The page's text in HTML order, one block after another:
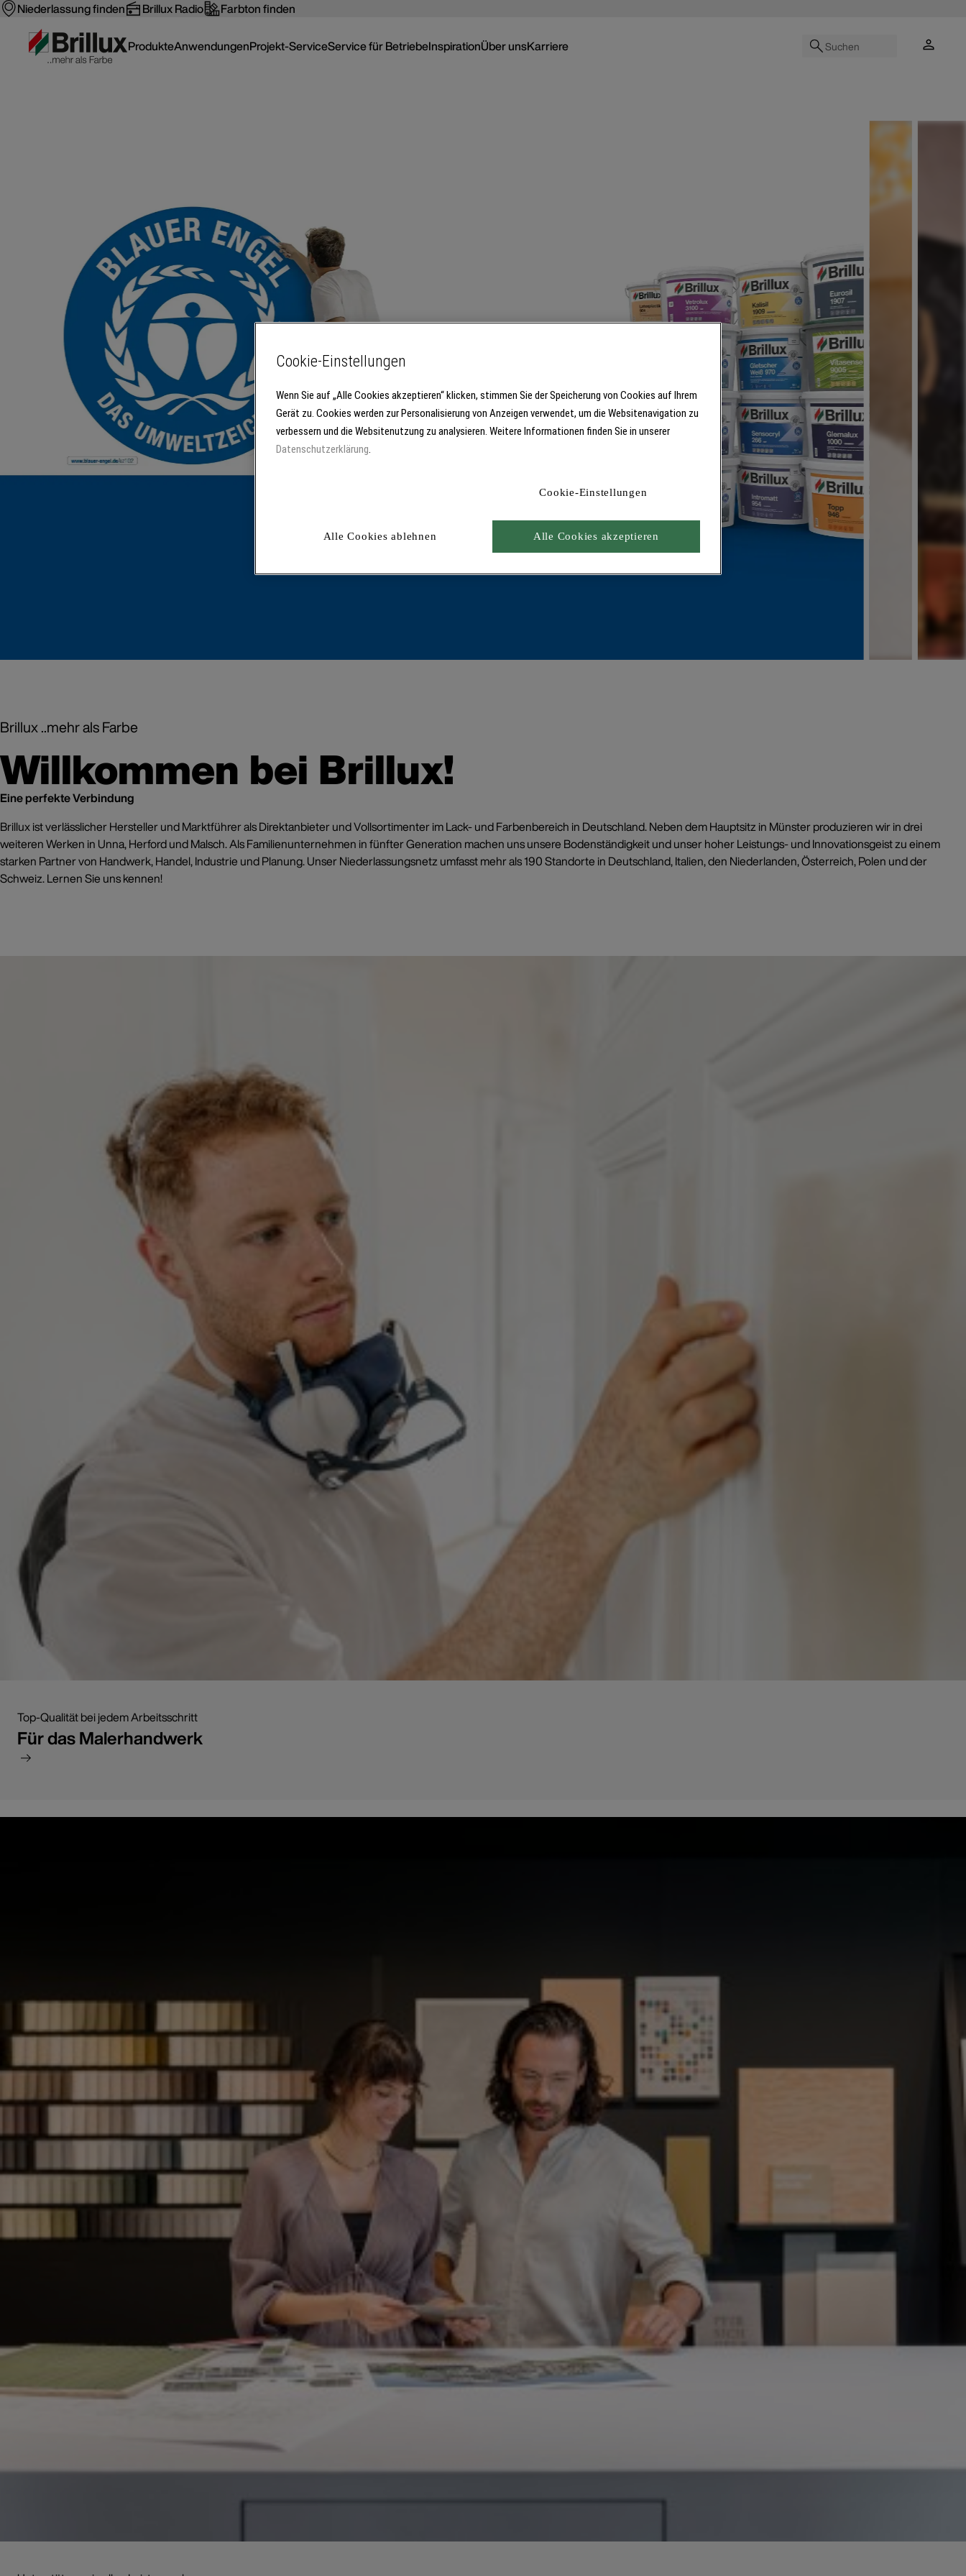
Niederlassung finden Brillux Radio Farbton finden
Suchen
ProdukteAnwendungenProjekt-ServiceService für BetriebeInspirationÜber unsKarriere
Konservierungsmittelfrei. Blauer Engel zertifiziert. In über 50
Produkten in Weiß und farbig.
Brillux ..mehr als Farbe
Willkommen bei Brillux!
Eine perfekte Verbindung
Brillux ist verlässlicher Hersteller und Marktführer als Direktanbieter und Vollsortimenter im Lack- und Farbenbereich in Deutschland. Neben dem Hauptsitz in Münster produzieren wir in drei
weiteren Werken in Unna, Herford und Malsch. Als Familienunternehmen in fünfter Generation machen uns unsere Bodenständigkeit und unser hoher Leistungs- und Innovationsgeist zu einem
starken Partner von Handwerk, Handel, Industrie und Planung. Unser Niederlassungsnetz umfasst mehr als 190 Standorte in Deutschland, Italien, den Niederlanden, Österreich, Polen und der
Schweiz. Lernen Sie uns kennen!
Top-Qualität bei jedem Arbeitsschritt
Für das Malerhandwerk
Cookie-Einstellungen
Wenn Sie auf „Alle Cookies akzeptieren“ klicken, stimmen Sie der Speicherung von Cookies auf Ihrem
Gerät zu. Cookies werden zur Personalisierung von Anzeigen verwendet, um die Websitenavigation zu
verbessern und die Websitenutzung zu analysieren. Weitere Informationen finden Sie in unserer
Datenschutzerklärung.
Cookie-Einstellungen
Alle Cookies ablehnen Alle Cookies akzeptieren